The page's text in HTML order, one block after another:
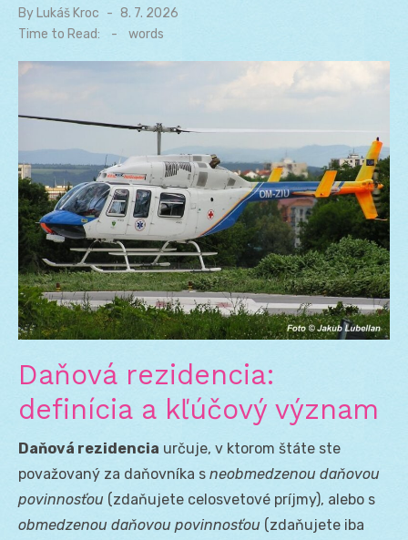
By Lukáš Kroc
Posted
on
8. 7. 2026
Time to Read:
- words
Daňová rezidencia:
definícia a kľúčový význam
Daňová rezidencia určuje, v ktorom štáte ste
považovaný za daňovníka s neobmedzenou daňovou
povinnosťou (zdaňujete celosvetové príjmy), alebo s
obmedzenou daňovou povinnosťou (zdaňujete iba